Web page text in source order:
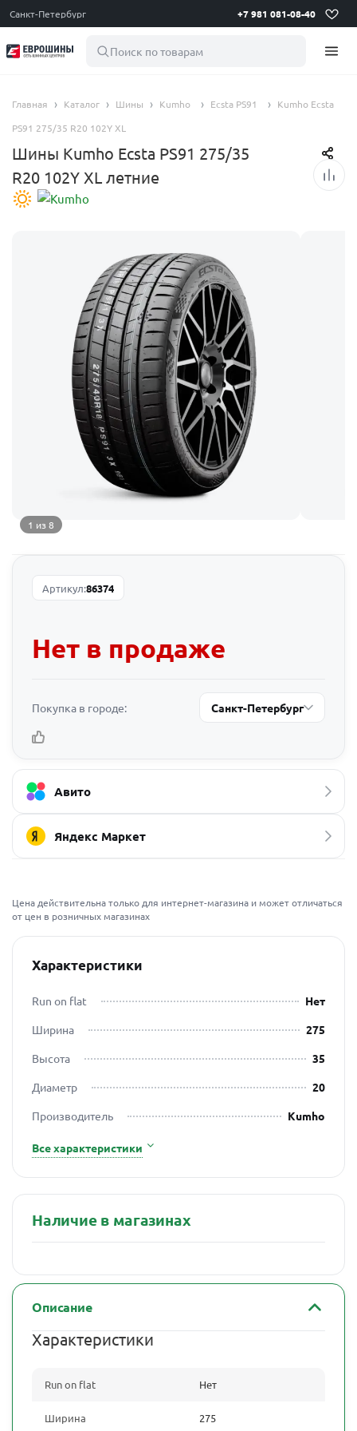
Санкт-Петербург +7 981 081-08-40
Поиск по товарам
Главная Каталог Шины Kumho Ecsta PS91
Kumho Ecsta
PS91 275/35 R20 102Y XL
Шины Kumho Ecsta PS91 275/35
R20 102Y XL летние
1 из 8
Артикул:86374
Нет в продаже
Покупка в городе: Санкт-Петербург
Авито
Яндекс Маркет
Цена действительна только для интернет-магазина и может отличаться
от цен в розничных магазинах
Характеристики
Run on flat
Нет
Ширина
275
Высота
35
Диаметр
20
Производитель
Kumho
Все характеристики
Наличие в магазинах
Описание
Характеристики
Run on flat Нет
Ширина 275